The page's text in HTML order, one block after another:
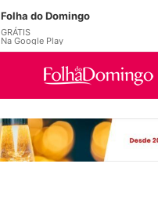
Folha do Domingo
GRÁTIS
Na Google Play